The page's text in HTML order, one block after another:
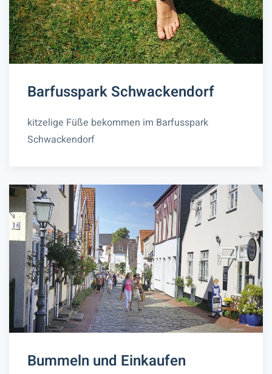
Barfusspark Schwackendorf
kitzelige Füße bekommen im Barfusspark
Schwackendorf
Bummeln und Einkaufen